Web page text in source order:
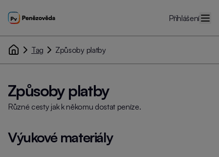
Přihlášení
Tag Způsoby platby
Způsoby platby
Různé cesty jak k někomu dostat peníze.
Výukové materiály